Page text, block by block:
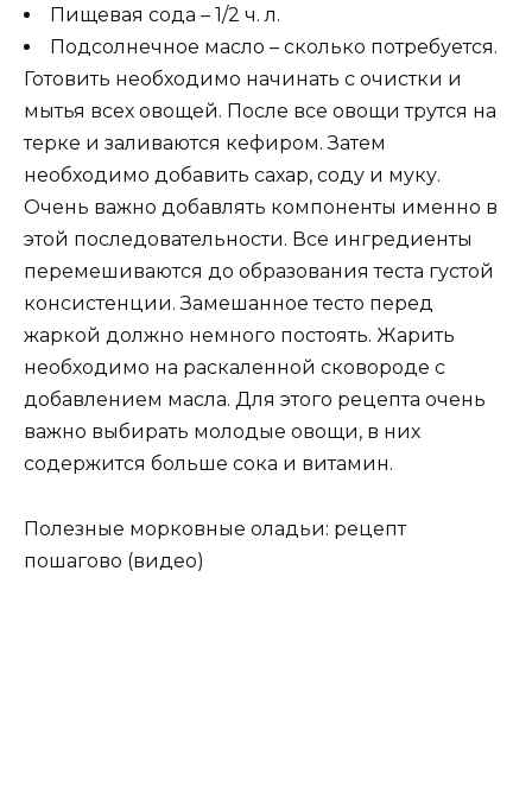
Пищевая сода – 1/2 ч. л.
Подсолнечное масло – сколько потребуется.
Готовить необходимо начинать с очистки и
мытья всех овощей. После все овощи трутся на
терке и заливаются кефиром. Затем
необходимо добавить сахар, соду и муку.
Очень важно добавлять компоненты именно в
этой последовательности. Все ингредиенты
перемешиваются до образования теста густой
консистенции. Замешанное тесто перед
жаркой должно немного постоять. Жарить
необходимо на раскаленной сковороде с
добавлением масла. Для этого рецепта очень
важно выбирать молодые овощи, в них
содержится больше сока и витамин.
Полезные морковные оладьи: рецепт
пошагово (видео)